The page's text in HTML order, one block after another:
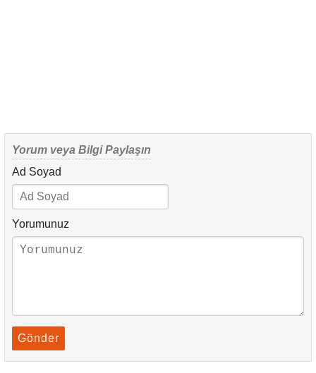
Yorum veya Bilgi Paylaşın
Ad Soyad
Yorumunuz
Gönder